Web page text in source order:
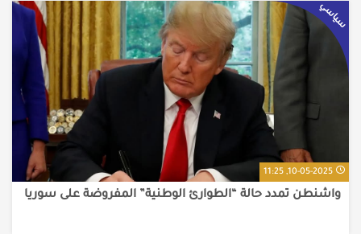
سياسي
10-05-2025, 11:25
واشنطن تمدد حالة “الطوارئ الوطنية” المفروضة على سوريا